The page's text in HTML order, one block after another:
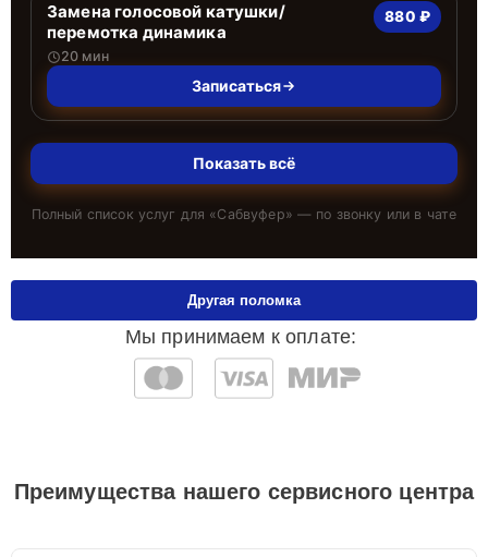
Замена голосовой катушки/
перемотка динамика
20 мин
880 ₽
Записаться
Показать всё
Полный список услуг для «Сабвуфер» — по звонку или в чате
Мы принимаем к оплате:
Другая поломка
Преимущества нашего сервисного центра